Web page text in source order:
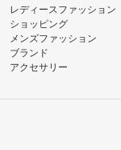
レディースファッション
ショッピング
メンズファッション
ブランド
アクセサリー